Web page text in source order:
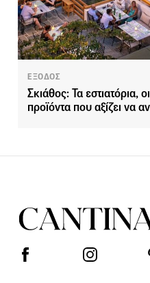
ΕΞΟΔΟΣ
Σκιάθος: Τα εστιατόρια,
προϊόντα που αξίζει να